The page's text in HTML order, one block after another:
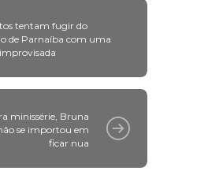
tentam fugir do
de Parnaíba com uma
minissérie, Bruna
se importou em
ficar nua